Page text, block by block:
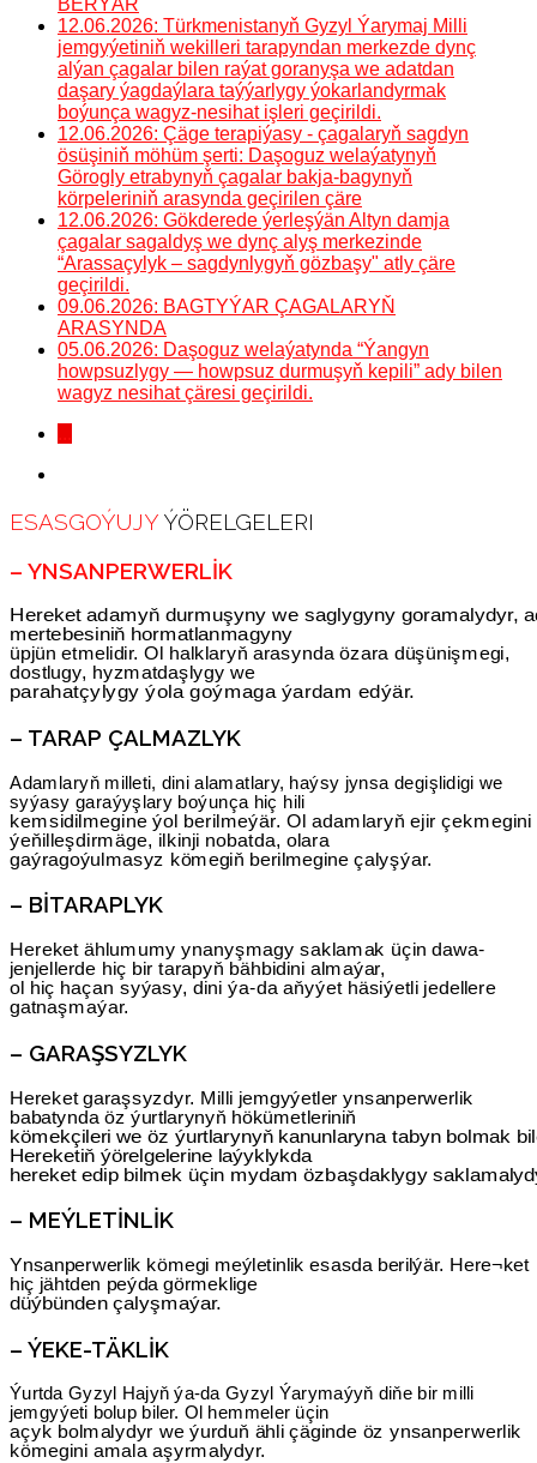
BERÝÄR
12.06.2026: Türkmenistanyň Gyzyl Ýarymaj Milli
jemgyýetiniň wekilleri tarapyndan merkezde dynç
alýan çagalar bilen raýat goranyşa we adatdan
daşary ýagdaýlara taýýarlygy ýokarlandyrmak
boýunça wagyz-nesihat işleri geçirildi.
12.06.2026: Çäge terapiýasy - çagalaryň sagdyn
ösüşiniň möhüm şerti: Daşoguz welaýatynyň
Görogly etrabynyň çagalar bakja-bagynyň
körpeleriniň arasynda geçirilen çäre
12.06.2026: Gökderede ýerleşýän Altyn damja
çagalar sagaldyş we dynç alyş merkezinde
“Arassaçylyk – sagdynlygyň gözbaşy" atly çäre
geçirildi.
09.06.2026: BAGTYÝAR ÇAGALARYŇ
ARASYNDA
05.06.2026: Daşoguz welaýatynda “Ýangyn
howpsuzlygy — howpsuz durmuşyň kepili” ady bilen
wagyz nesihat çäresi geçirildi.
ESASGOÝUJY ÝÖRELGELERI
– YNSANPERWERLIK
Hereket adamyň durmuşyny we saglygyny goramalydyr,
mertebesiniň hormatlanmagyny
üpjün etmelidir. Ol halklaryň arasynda özara düşünişmegi,
dostlugy, hyzmatdaşlygy we
parahatçylygy ýola goýmaga ýardam edýär.
– TARAP ÇALMAZLYK
Adamlaryň milleti, dini alamatlary, haýsy jynsa degişlidigi we
syýasy garaýyşlary boýunça hiç hili
kemsidilmegine ýol berilmeýär. Ol adamlaryň ejir çekmegini
ýeňilleşdirmäge, ilkinji nobatda, olara
gaýragoýulmasyz kömegiň berilmegine çalyşýar.
– BITARAPLYK
Hereket ählumumy ynanyşmagy saklamak üçin dawa-
jenjellerde hiç bir tarapyň bähbidini almaýar,
ol hiç haçan syýasy, dini ýa-da aňyýet häsiýetli jedellere
gatnaşmaýar.
– GARAŞSYZLYK
Hereket garaşsyzdyr. Milli jemgyýetler ynsanperwerlik
babatynda öz ýurtlarynyň hökümetleriniň
kömekçileri we öz ýurtlarynyň kanunlaryna tabyn bolmak
Hereketiň ýörelgelerine laýyklykda
hereket edip bilmek üçin mydam özbaşdaklygy
– MEÝLETINLIK
Ynsanperwerlik kömegi meýletinlik esasda berilýär. Here¬ket
hiç jähtden peýda görmeklige
düýbünden çalyşmaýar.
– ÝEKE-TÄKLIK
Ýurtda Gyzyl Hajyň ýa-da Gyzyl Ýarymaýyň diňe bir milli
jemgyýeti bolup biler. Ol hemmeler üçin
açyk bolmalydyr we ýurduň ähli çäginde öz ynsanperwerlik
kömegini amala aşyrmalydyr.